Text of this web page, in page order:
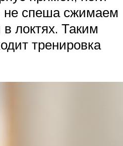
не спеша сжимаем
локтях. Таким
тренировка